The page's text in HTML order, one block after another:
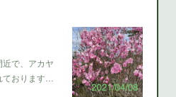
近で、アカヤ
おります…